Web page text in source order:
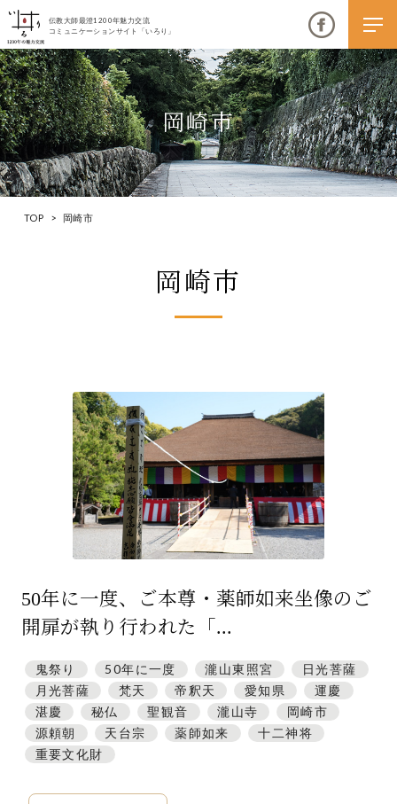
伝教大師最澄1200年魅力交流
コミュニケーションサイト「いろり」
伝教大師最澄1200年魅力交流
いろりとは
大学コラボプロジェクト
いろり端
特集「一隅を照らす」
探訪「1200年の魅力交流」
日本文化を探る
プレスアーカイブ
サイトポリシー
岡崎市
TOP > 岡崎市
岡崎市
50年に一度、ご本尊・薬師如来坐像のご
開扉が執り行われた「...
鬼祭り 50年に一度 瀧山東照宮
日光菩薩
月光菩薩
梵天 帝釈天 愛知県
運慶
湛慶
秘仏 聖観音 瀧山寺
岡崎市
源頼朝
天台宗 薬師如来
十二神将
重要文化財